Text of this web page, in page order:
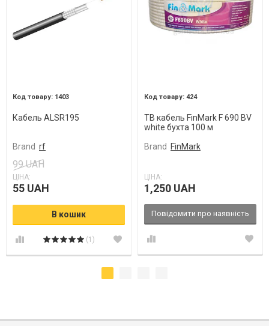
1403
Кабель ALSR195
Brand rf
99 UAH
ЦІНА:
55 UAH
В кошик
(1)
424
ТВ кабель FinMark F 690 BV
white бухта 100 м
Brand FinMark
ЦІНА:
1,250 UAH
Повідомити про наявність